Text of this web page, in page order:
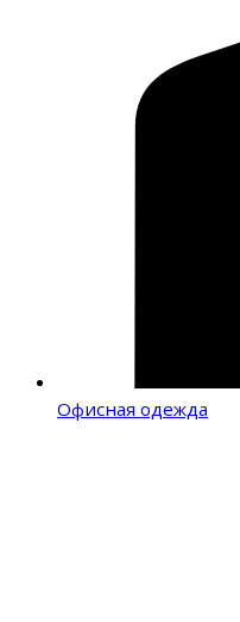
Офисная одежда